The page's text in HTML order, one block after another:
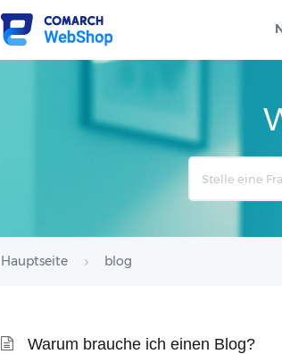
Hauptseite blog
Warum brauche ich einen Blog?